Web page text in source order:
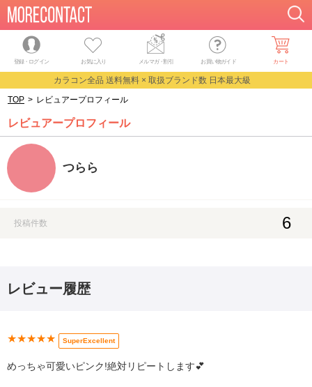
登録・ログイン お気に入り メルマガ・割引 お買い物ガイド カート
カラコン全品 送料無料 × 取扱ブランド数 日本最大級
TOP > レビュアープロフィール
レビュアープロフィール
つらら
投稿件数 6
レビュー履歴
★★★★★ SuperExcellent
めっちゃ可愛いピンク!絶対リピートします︎💕︎